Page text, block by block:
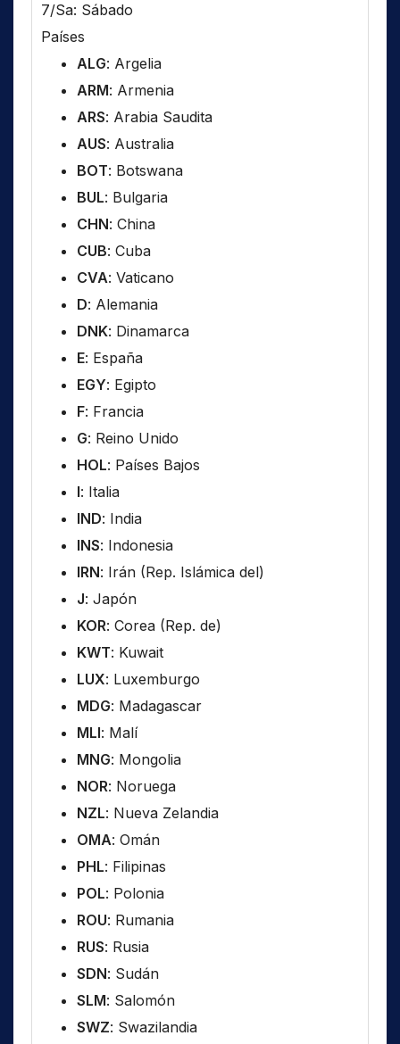
7/Sa: Sábado
Países
ALG: Argelia
ARM: Armenia
ARS: Arabia Saudita
AUS: Australia
BOT: Botswana
BUL: Bulgaria
CHN: China
CUB: Cuba
CVA: Vaticano
D: Alemania
DNK: Dinamarca
E: España
EGY: Egipto
F: Francia
G: Reino Unido
HOL: Países Bajos
I: Italia
IND: India
INS: Indonesia
IRN: Irán (Rep. Islámica del)
J: Japón
KOR: Corea (Rep. de)
KWT: Kuwait
LUX: Luxemburgo
MDG: Madagascar
MLI: Malí
MNG: Mongolia
NOR: Noruega
NZL: Nueva Zelandia
OMA: Omán
PHL: Filipinas
POL: Polonia
ROU: Rumania
RUS: Rusia
SDN: Sudán
SLM: Salomón
SWZ: Swazilandia